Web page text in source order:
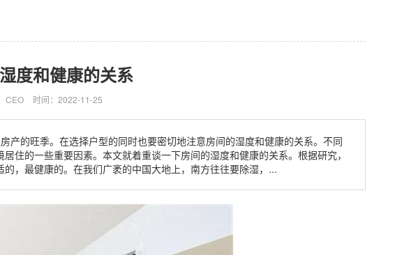
度和健康的关系
CEO 时间：2022-11-25
产的旺季。在选择户型的同时也要密切地注意房间的湿度和健康的关系。不同
住的一些重要因素。本文就着重谈一下房间的湿度和健康的关系。根据研究，
，最健康的。在我们广袤的中国大地上，南方往往要除湿，...